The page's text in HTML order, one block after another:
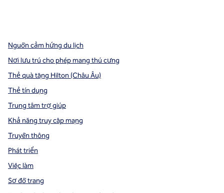
Nguồn cảm hứng du lịch
Nơi lưu trú cho phép mang thú cưng
Thẻ quà tặng Hilton (Châu Âu)
Thẻ tín dụng
Trung tâm trợ giúp
Khả năng truy cập mạng
Truyền thông
Phát triển
Việc làm
Sơ đồ trang